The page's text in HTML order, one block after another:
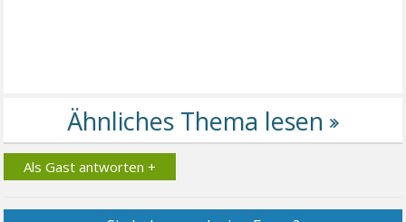
Als Gast antworten +